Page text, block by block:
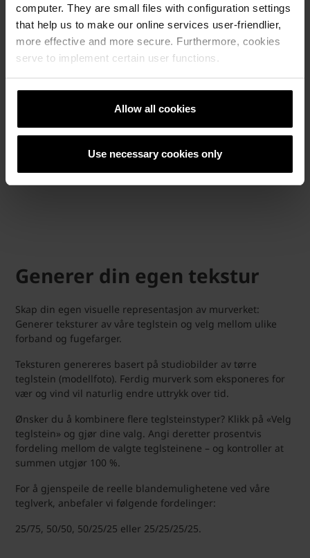
computer. They are small files with configuration settings
that help us to make our online services user-friendlier,
more effective and more secure. Furthermore, cookies
serve to implement certain user functions.
Allow all cookies
Use necessary cookies only
med sertifisert biogass reduserer vi CO2-
utslippet i produksjonen med 70-90 %,
sammenlignet med en tradisjonell teglstein
produsert med naturgass. CO2-besparelsen i
EPD’en.
LES MER OM LESS HER
Generer din egen tekstur
Skap din egen visuelle representasjon av murverket:
Generer teksturer av våre teglstein og velg mellom ulike
forband og fugefarger.
Teksturen genereres basert på studiobilder av tørre
teglstein (modellfoto). Ferdig murverk som eksponeres for
vær og vind vil naturlig endre uttrykk over tid.
Ønsker du å kombinere flere teglsteinstyper? Klikk på «Velg
teglstein» og gjør dine valg. Angi deretter prosentvis
fordeling mellom de valgte teglsteinene – og kontroller at
summen utgjør 100 %.
For å gjenspeile de reelle blandemulighetene ved våre
teglverk, anbefaler vi følgende fordelinger:
25/75, 50/50, 50/25/25 eller 25/25/25/25.